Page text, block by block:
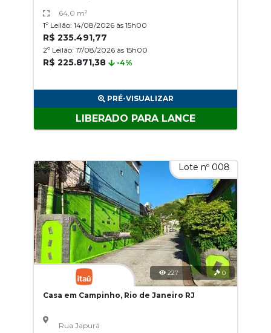
64,0 m²
1º Leilão: 14/08/2026 às 15h00
R$ 235.491,77
2º Leilão: 17/08/2026 às 15h00
R$ 225.871,38 -4%
PRÉ-VISUALIZAR
LIBERADO PARA LANCE
Lote nº 008
227 0
Casa em Campinho, Rio de Janeiro RJ
Rua Japurá